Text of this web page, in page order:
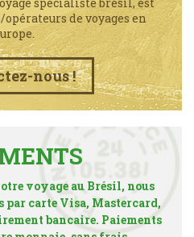
spécialiste brésil, est
de voyages en
nous !
voyage au Brésil, nous
par carte Visa, Mastercard,
bancaire. Paiements